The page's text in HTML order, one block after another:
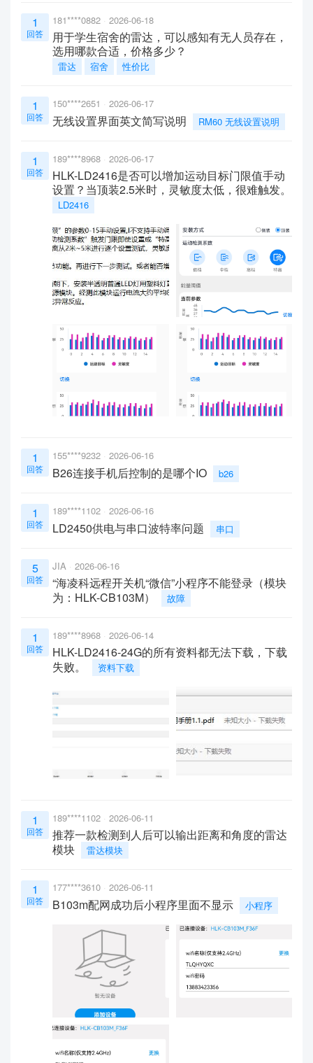
1
回答
181****0882 2026-06-18
用于学生宿舍的雷达，可以感知有无人员存在，
选用哪款合适，价格多少？
雷达 宿舍 性价比
1
回答
150****2651 2026-06-17
无线设置界面英文简写说明 RM60 无线设置说明
1
回答
189****8968 2026-06-17
HLK-LD2416是否可以增加运动目标门限值手动
设置？当顶装2.5米时，灵敏度太低，很难触发。
LD2416
1
回答
155****9232 2026-06-16
B26连接手机后控制的是哪个IO b26
1
回答
189****1102 2026-06-16
LD2450供电与串口波特率问题 串口
5
回答
JIA 2026-06-16
“海凌科远程开关机“微信”小程序不能登录（模块
为：HLK-CB103M）
故障
1
回答
189****8968 2026-06-14
HLK-LD2416-24G的所有资料都无法下载，下载
失败。
资料下载
1
回答
189****1102 2026-06-11
推荐一款检测到人后可以输出距离和角度的雷达
模块
雷达模块
1
回答
177****3610 2026-06-11
B103m配网成功后小程序里面不显示 小程序